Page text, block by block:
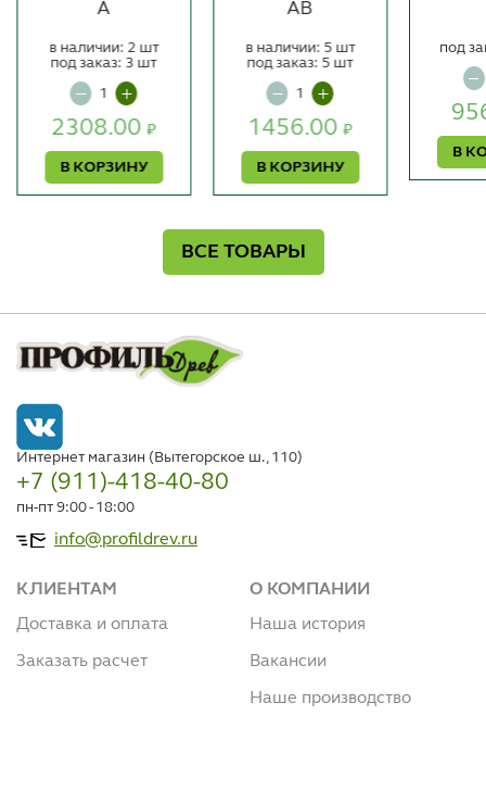
А
2308.00₽
В КОРЗИНУ
в наличии: 2 шт
под заказ: 3 шт
АВ
1456.00₽
В КОРЗИНУ
в наличии: 5 шт
под заказ: 5 шт
В
под
ВСЕ ТОВАРЫ
Интернет магазин (Вытегорское ш., 110)
+7 (911)-418-40-80
пн-пт 9:00 - 18:00
info@profildrev.ru
КЛИЕНТАМ
Доставка и оплата
Заказать расчет
О КОМПАНИИ
Наша история
Вакансии
Наше производство